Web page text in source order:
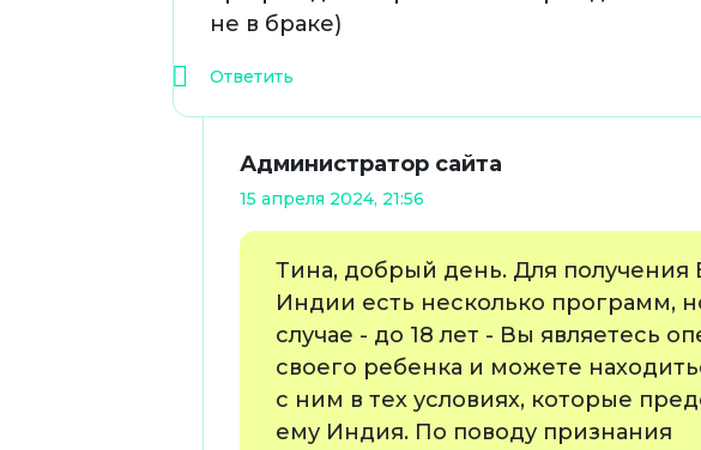
не в браке)
Ответить
Администратор сайта
15 апреля 2024, 21:56
Тина, добрый день. Для
Индии есть несколько программ,
случае - до 18 лет - Вы являетесь
своего ребенка и можете
с ним в тех условиях, которые
ему Индия. По поводу признания